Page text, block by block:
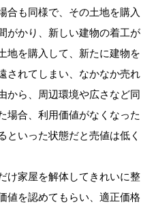
合も同様で、その土地を購入
がかり、新しい建物の着工が
地を購入して、新たに建物を
されてしまい、なかなか売れ
から、周辺環境や広さなど同
場合、利用価値がなくなった
といった状態だと売値は低く
け家屋を解体してきれいに整
値を認めてもらい、適正価格